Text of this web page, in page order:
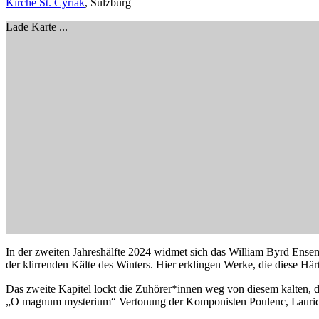
Lade Karte ...
In der zweiten Jahreshälfte 2024 widmet sich das William Byrd
der klirrenden Kälte des Winters. Hier erklingen Werke, die diese
Das zweite Kapitel lockt die Zuhörer*innen weg von diesem kalten,
„O magnum mysterium“ Vertonung der Komponisten Poulenc,